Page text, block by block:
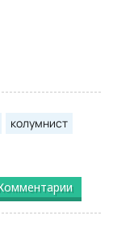
колумнист